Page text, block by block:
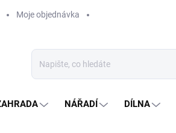
Moje objednávka
NÁŘADÍ DÍLNA